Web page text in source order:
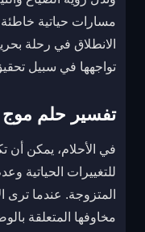
مسارات حياتية خاطئة
الانطلاق في رحلة
تواجهها في سبيل
تفسير حلم موج
في الأحلام، يمكن أن
للتغييرات الحياتية
المتزوجة. عندما ترى
مخاوفها المتعلقة